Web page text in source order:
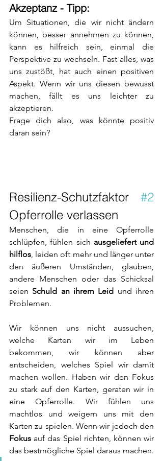
Akzeptanz - Tipp:
Um Situationen, die wir nicht ändern
können, besser annehmen zu können,
kann es hilfreich sein, einmal die
Perspektive zu wechseln. Fast alles, was
uns zustößt, hat auch einen positiven
Aspekt. Wenn wir uns diesen bewusst
machen, fällt es uns leichter zu
akzeptieren.
Frage dich also, was könnte positiv
daran sein?
Resilienz-Schutzfaktor #2
Opferrolle verlassen
Menschen, die in eine Opferrolle
schlüpfen, fühlen sich ausgeliefert und
hilflos, leiden oft mehr und länger unter
den äußeren Umständen, glauben,
andere Menschen oder das Schicksal
seien Schuld an ihrem Leid und ihren
Problemen.
Wir können uns nicht aussuchen,
welche Karten wir im Leben
bekommen, wir können aber
entscheiden, welches Spiel wir damit
machen wollen. Haben wir den Fokus
zu stark auf den Karten, geraten wir in
eine Opferrolle. Wir fühlen uns
machtlos und weigern uns mit den
Fokus auf das Spiel richten, können wir